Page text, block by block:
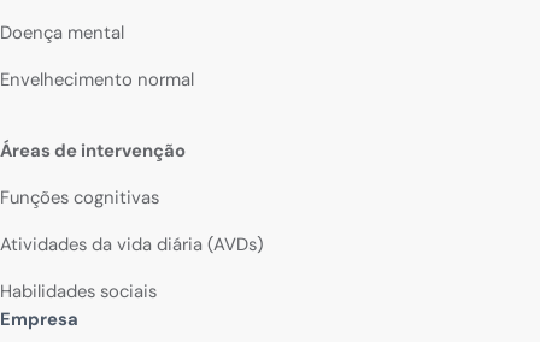
Doença mental
Envelhecimento normal
Áreas de intervenção
Funções cognitivas
Atividades da vida diária (AVDs)
Habilidades sociais
Empresa